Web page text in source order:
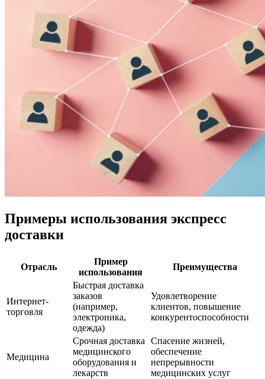
Примеры использования экспресс
доставки
Отрасль
Пример
использования
Преимущества
Интернет-
торговля
Быстрая доставка
заказов
(например,
электроника,
одежда)
Удовлетворение
клиентов, повышение
конкурентоспособности
Медицина
Срочная доставка
медицинского
оборудования и
лекарств
Спасение жизней,
обеспечение
непрерывности
медицинских услуг